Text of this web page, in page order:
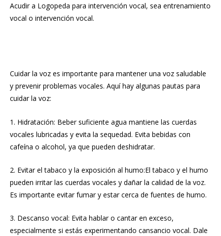
Acudir a Logopeda para intervención vocal, sea entrenamiento
vocal o intervención vocal.
Cuidar la voz es importante para mantener una voz saludable
y prevenir problemas vocales. Aquí hay algunas pautas para
cuidar la voz:
1. Hidratación: Beber suficiente agua mantiene las cuerdas
vocales lubricadas y evita la sequedad. Evita bebidas con
cafeína o alcohol, ya que pueden deshidratar.
2. Evitar el tabaco y la exposición al humo:El tabaco y el humo
pueden irritar las cuerdas vocales y dañar la calidad de la voz.
Es importante evitar fumar y estar cerca de fuentes de humo.
3. Descanso vocal: Evita hablar o cantar en exceso,
especialmente si estás experimentando cansancio vocal. Dale